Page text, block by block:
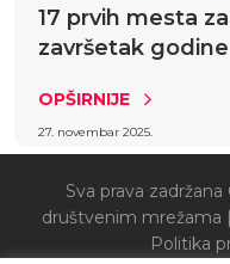
17 prvih mesta
završetak godine
OPŠIRNIJE
27. novembar 2025.
Sva prava
društvenim mrežama |
Politika